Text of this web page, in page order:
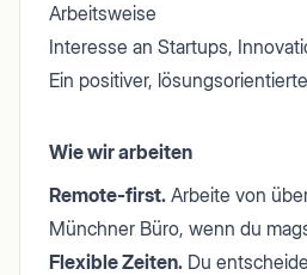
Arbeitsweise
Interesse an Startups,
Ein positiver,
Wie wir arbeiten
Remote-first. Arbeite von
Münchner Büro, wenn du
Flexible Zeiten. Du